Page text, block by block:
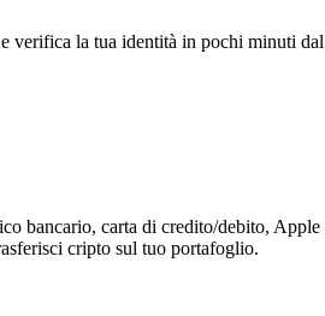
verifica la tua identità in pochi minuti dal
bancario, carta di credito/debito, Apple
cripto sul tuo portafoglio.